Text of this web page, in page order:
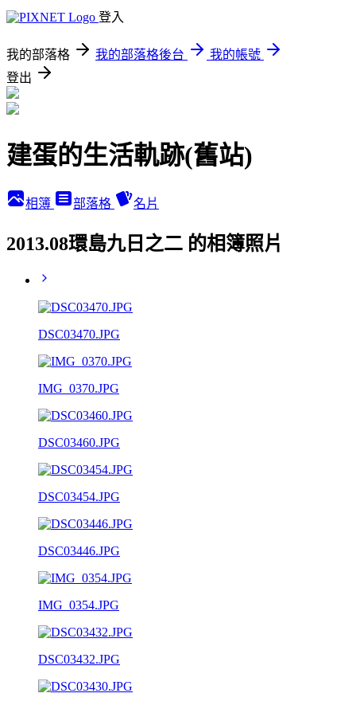
登入
我的部落格 我的部落格後台
我的帳號
登出
建蛋的生活軌跡(舊站)
相簿 部落格 名片
2013.08環島九日之二 的相簿照片
DSC03470.JPG
IMG_0370.JPG
DSC03460.JPG
DSC03454.JPG
DSC03446.JPG
IMG_0354.JPG
DSC03432.JPG